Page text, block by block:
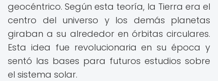
geocéntrico. Según esta teoría, la Tierra era el
centro del universo y los demás planetas
giraban a su alrededor en órbitas circulares.
Esta idea fue revolucionaria en su época y
sentó las bases para futuros estudios sobre
el sistema solar.